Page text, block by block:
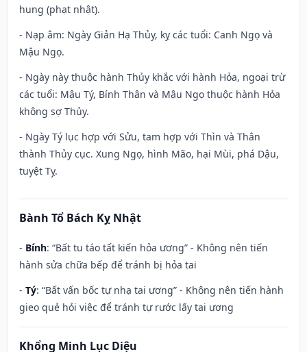
hung (phạt nhật).
- Nạp âm: Ngày Giản Hạ Thủy, kỵ các tuổi: Canh Ngọ và
Mậu Ngọ.
- Ngày này thuộc hành Thủy khắc với hành Hỏa, ngoại trừ
các tuổi: Mậu Tý, Bính Thân và Mậu Ngọ thuộc hành Hỏa
không sợ Thủy.
- Ngày Tý lục hợp với Sửu, tam hợp với Thìn và Thân
thành Thủy cục. Xung Ngọ, hình Mão, hại Mùi, phá Dậu,
tuyệt Tỵ.
Bành Tổ Bách Kỵ Nhật
- Bính: “Bất tu táo tất kiến hỏa ương” - Không nên tiến
hành sửa chữa bếp để tránh bị hỏa tai
- Tý: “Bất vấn bốc tự nhạ tai ương” - Không nên tiến hành
gieo quẻ hỏi việc để tránh tự rước lấy tai ương
Khổng Minh Lục Diệu